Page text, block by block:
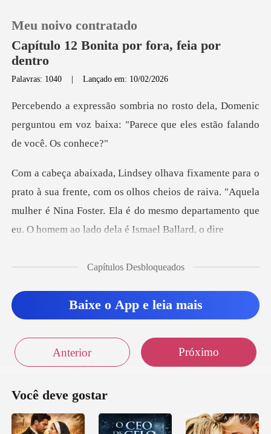
Loja
Sair
Baixar App
Meu noivo contratado
Capítulo 12 Bonita por fora, feia por
dentro
Palavras: 1040 |Lançado em: 10/02/2026
a, Domenic
perguntou em voz baixa: "Parece
e, com os olhos cheios de raiva. "Aquela
mulher é Nina Foster. Ela é do
Capítulos Desbloqueados
Baixe o App e leia mais
Anterior Próximo
Você deve gostar